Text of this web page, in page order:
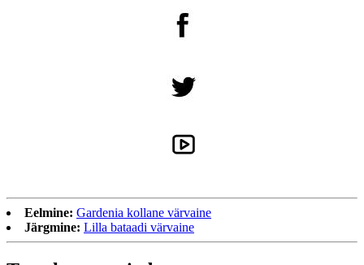
Eelmine: Gardenia kollane värvaine
Järgmine: Lilla bataadi värvaine